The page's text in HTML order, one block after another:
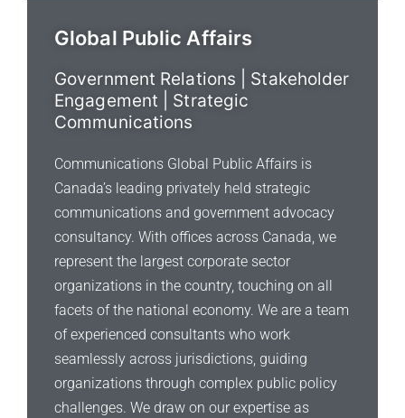
d
i
Global Public Affairs
Government Relations | Stakeholder
Engagement | Strategic
Communications
Communications Global Public Affairs is
Canada’s leading privately held strategic
communications and government advocacy
consultancy. With offices across Canada, we
represent the largest corporate sector
organizations in the country, touching on all
facets of the national economy. We are a team
of experienced consultants who work
seamlessly across jurisdictions, guiding
organizations through complex public policy
challenges. We draw on our expertise as